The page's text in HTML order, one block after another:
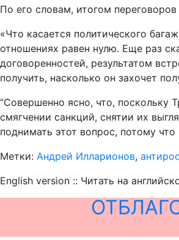
По его словам, итогом
«Что касается политического
отношениях равен нулю. Еще раз
договоренностей, результатом
получить, насколько он захочет
“Совершенно ясно, что, поскольку
смягчении санкций, снятии их
поднимать этот вопрос, потому
Метки: Андрей Илларионов,
English version :: Читать на